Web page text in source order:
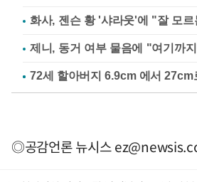
화사, 젠슨 황 '샤라웃'에 "잘 모
제니, 동거 여부 물음에 "여기까
◎공감언론 뉴시스